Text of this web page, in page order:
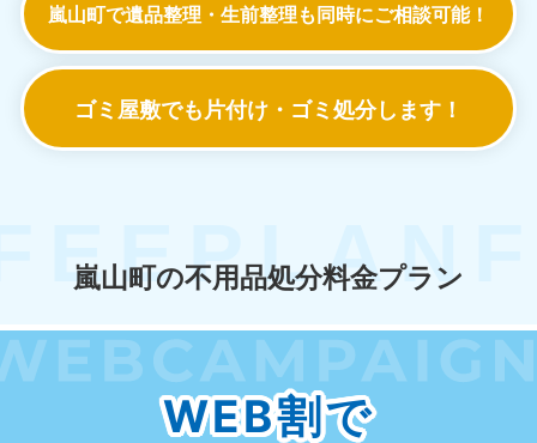
嵐山町で遺品整理・生前整理も同時にご相談可能！
ゴミ屋敷でも 片付け・ゴミ処分します！
嵐山町の不用品処分料金プラン
WEB割で